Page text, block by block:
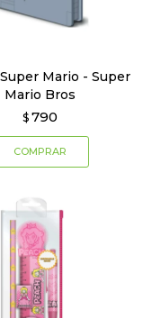
Mario - Super
Mario Bros
$ 790